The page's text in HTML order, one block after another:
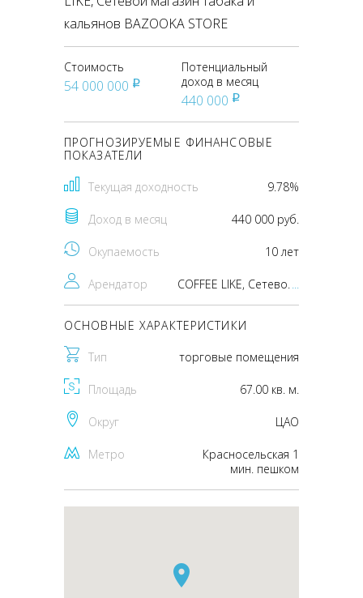
кальянов BAZOOKA STORE
Стоимость
54 000 000 pуб
Потенциальный
доход в месяц
440 000 pуб
ПРОГНОЗИРУЕМЫЕ ФИНАНСОВЫЕ
ПОКАЗАТЕЛИ
Текущая доходность 9.78%
Доход в месяц 440 000 руб.
Окупаемость 10 лет
Арендатор COFFEE LIKE, Сетевой магазин табака и кальянов BAZOOKA STORE...
ОСНОВНЫЕ ХАРАКТЕРИСТИКИ
Тип торговые помещения
Площадь 67.00 кв. м.
Округ ЦАО
Метро
Красносельская 1
мин. пешком